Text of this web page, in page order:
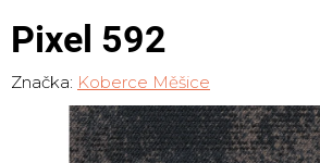
Pixel 592
Značka: Koberce Měšice